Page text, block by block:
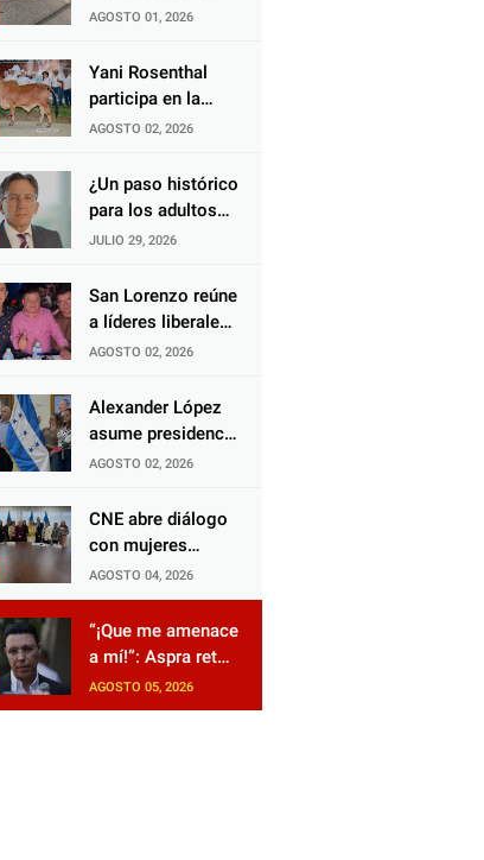
una deuda
animales, y
negarse a castigar
Choloma es
consolidar un
Estado que
y abandona al
inocente.
AGOSTO 01, 2026
Yani Rosenthal
participa en la
Feria Nacional
2026
AGOSTO 02, 2026
¿Un paso histórico
para los adultos
mayores?
impulsada por el
diputado Salomón
Honduras
JULIO 29, 2026
San Lorenzo reúne
a líderes liberales
en jornada de
unidad
AGOSTO 02, 2026
Alexander López
asume presidencia
del Consejo
de El Progreso
para el Censo
AGOSTO 02, 2026
CNE abre diálogo
con mujeres
políticas para
impulsar reformas
electorales
AGOSTO 04, 2026
“¡Que me amenace
a mí!”: Aspra reta
a JOH y exige que
siga tras las rejas
AGOSTO 05, 2026